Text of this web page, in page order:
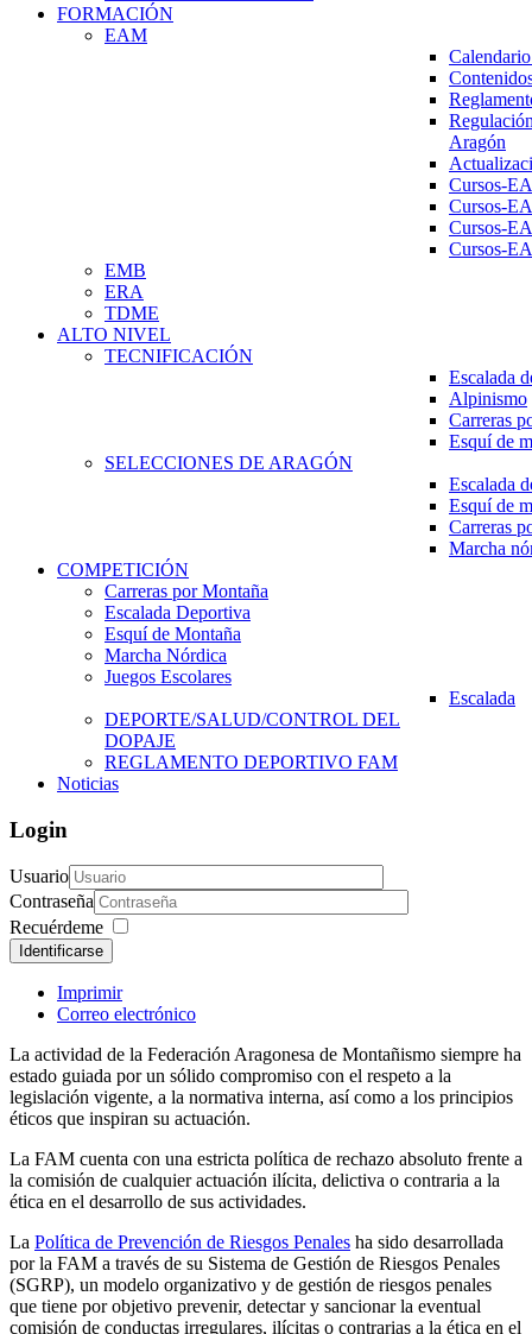
FORMACIÓN
EAM
Aragón
Cursos-
Cursos-
Cursos-
Cursos-
EMB
ERA
TDME
ALTO NIVEL
TECNIFICACIÓN
Escalada
Alpinismo
Carreras
Esquí de
SELECCIONES DE ARAGÓN
Escalada
Esquí de
Carreras
Marcha
COMPETICIÓN
Carreras por Montaña
Escalada Deportiva
Esquí de Montaña
Marcha Nórdica
Juegos Escolares
Escalada
DEPORTE/SALUD/CONTROL DEL
DOPAJE
REGLAMENTO DEPORTIVO FAM
Noticias
Login
Usuario
Contraseña
Recuérdeme
Identificarse
Imprimir
Correo electrónico
La actividad de la Federación Aragonesa de Montañismo siempre ha
estado guiada por un sólido compromiso con el respeto a la
legislación vigente, a la normativa interna, así como a los principios
éticos que inspiran su actuación.
La FAM cuenta con una estricta política de rechazo absoluto frente a
la comisión de cualquier actuación ilícita, delictiva o contraria a la
ética en el desarrollo de sus actividades.
La Política de Prevención de Riesgos Penales ha sido desarrollada
por la FAM a través de su Sistema de Gestión de Riesgos Penales
(SGRP), un modelo organizativo y de gestión de riesgos penales
que tiene por objetivo prevenir, detectar y sancionar la eventual
comisión de conductas irregulares, ilícitas o contrarias a la ética en el